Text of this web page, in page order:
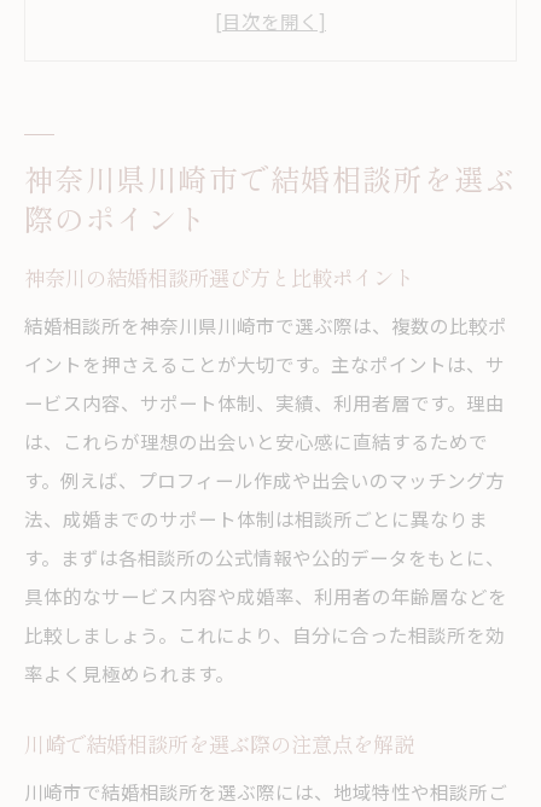
川崎で結婚相談所を選ぶ際の注意点を解説
川崎エリアで相談所比較を成功させるコツ
理想の出会いを叶える結婚相談所の比較術
結婚相談所比較表で理想の出会いを探す方
法
川崎で出会いが広がる結婚相談所の選び方
自分に合う結婚相談所を比較検討するコツ
結婚相談所選びで叶える理想のパートナー
像
神奈川の結婚相談所で満足度を高める要素
比較表を活用した結婚相談所選びの秘訣
サポートが手厚い結婚相談所を見極める方法
方
担当者の対応力で選ぶ結婚相談所のポイン
神奈川県川崎市で結婚相談所を選ぶ
際のポイント
神奈川の結婚相談所選び方と比較ポイント
結婚相談所を神奈川県川崎市で選ぶ際は、複数の比較ポ
イントを押さえることが大切です。主なポイントは、サ
ービス内容、サポート体制、実績、利用者層です。理由
は、これらが理想の出会いと安心感に直結するためで
す。例えば、プロフィール作成や出会いのマッチング方
法、成婚までのサポート体制は相談所ごとに異なりま
す。まずは各相談所の公式情報や公的データをもとに、
具体的なサービス内容や成婚率、利用者の年齢層などを
比較しましょう。これにより、自分に合った相談所を効
率よく見極められます。
川崎で結婚相談所を選ぶ際の注意点を解説
川崎市で結婚相談所を選ぶ際には、地域特性や相談所ご